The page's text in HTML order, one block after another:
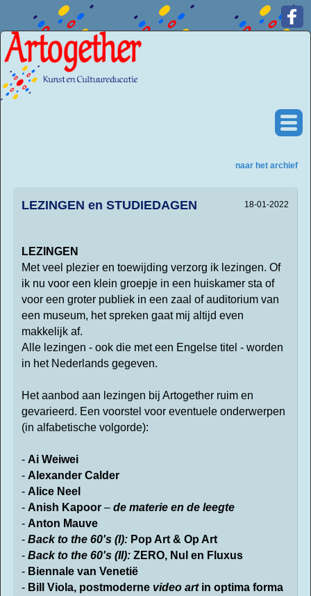
naar het archief
18-01-2022
LEZINGEN en STUDIEDAGEN
LEZINGEN
Met veel plezier en toewijding verzorg ik lezingen. Of
ik nu voor een klein groepje in een huiskamer sta of
voor een groter publiek in een zaal of auditorium van
een museum, het spreken gaat mij altijd even
makkelijk af.
Alle lezingen - ook die met een Engelse titel - worden
in het Nederlands gegeven.
Het aanbod aan lezingen bij Artogether ruim en
gevarieerd. Een voorstel voor eventuele onderwerpen
(in alfabetische volgorde):
- Ai Weiwei
- Alexander Calder
- Alice Neel
- Anish Kapoor – de materie en de leegte
- Anton Mauve
- Back to the 60's (I): Pop Art & Op Art
-Back to the 60's (II): ZERO, Nul en Fluxus
- Biennale van Venetië
- Bill Viola, postmoderne video artin optima forma